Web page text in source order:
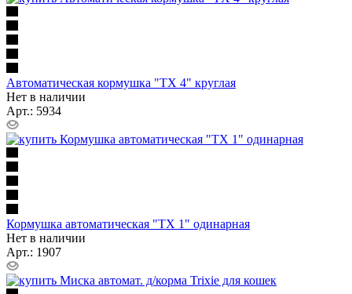
Автоматическая кормушка "ТХ 4" круглая
Нет в наличии
Арт.: 5934
Кормушка автоматическая "TX 1" одинарная
Нет в наличии
Арт.: 1907